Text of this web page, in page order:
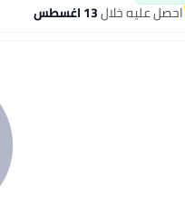
احصل عليه خلال13 اغسطس